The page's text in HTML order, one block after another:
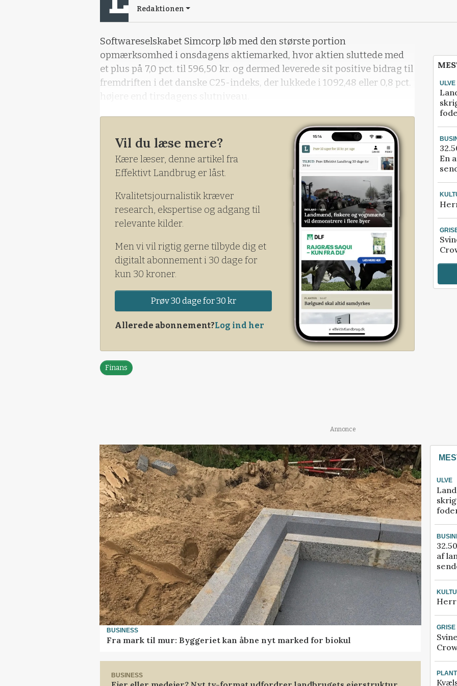
Redaktionen
Softwareselskabet Simcorp løb med den største portion
opmærksomhed i onsdagens aktiemarked, hvor aktien sluttede med
et plus på 7,0 pct. til 596,50 kr. og dermed leverede sit positive bidrag til
fremdriften i det danske C25-indeks, der lukkede i 1092,48 eller 0,8 pct.
højere end tirsdagens slutniveau.
- De kom rigtig fint ud af fjerde kvartal, konstaterer
senioraktiehandler i Sydbank Christian Thatje om onsdagens
højdespringer.
Simcorp havde i
Vil du læse mere?
Kære læser, denne artikel fra
Effektivt Landbrug er låst.
Kvalitetsjournalistik kræver
research, ekspertise og adgang til
relevante kilder.
Men vi vil rigtig gerne tilbyde dig et
digitalt abonnement i 30 dage for
kun 30 kroner.
Prøv 30 dage for 30 kr
Allerede abonnement?Log ind her
Finans
ULVE
En
Annonce
BUSINESS
Fra mark til mur: Byggeriet kan åbne nyt marked for biokul
BUSINESS
ULVE
af
GRISE